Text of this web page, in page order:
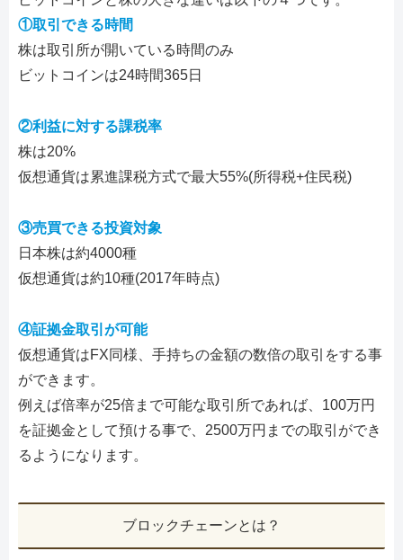
①取引できる時間
株は取引所が開いている時間のみ
ビットコインは24時間365日
②利益に対する課税率
株は20%
仮想通貨は累進課税方式で最大55%(所得税+住民税)
③売買できる投資対象
日本株は約4000種
仮想通貨は約10種(2017年時点)
④証拠金取引が可能
仮想通貨はFX同様、手持ちの金額の数倍の取引をする事
ができます。
例えば倍率が25倍まで可能な取引所であれば、100万円
を証拠金として預ける事で、2500万円までの取引ができ
るようになります。
ブロックチェーンとは？